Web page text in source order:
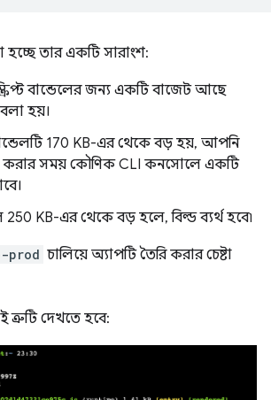
হচ্ছে তার একটি সারাংশ:
বান্ডেলের জন্য একটি বাজেট আছে
বলা হয়।
170 KB-এর থেকে বড় হয়, আপনি
করার সময় কৌণিক CLI কনসোলে একটি
250 KB-এর থেকে বড় হলে, বিল্ড ব্যর্থ হবে৷
চালিয়ে অ্যাপটি তৈরি করার চেষ্টা
দেখতে হবে: